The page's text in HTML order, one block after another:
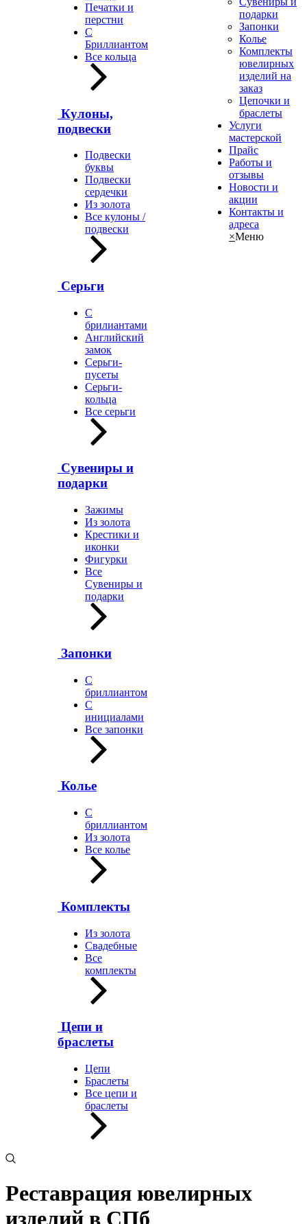
Печатки и
перстни
С
Бриллиантом
Все кольца
Кулоны,
подвески
Подвески
буквы
Подвески
сердечки
Из золота
Все кулоны /
подвески
Серьги
С
брилиантами
Английский
замок
Серьги-
пусеты
Серьги-
кольца
Все серьги
Сувениры и
подарки
Зажимы
Из золота
Крестики и
иконки
Фигурки
Все
Сувениры и
подарки
Запонки
С
бриллиантом
С
инициалами
Все запонки
Колье
С
бриллиантом
Из золота
Все колье
Комплекты
Из золота
Свадебные
Все
комплекты
Цепи и
браслеты
Цепи
Браслеты
Все цепи и
браслеты
подарки
Запонки
Колье
Комплекты
ювелирных
изделий на
заказ
Цепочки и
браслеты
Услуги
мастерской
Прайс
Работы и
отзывы
Новости и
акции
Контакты и
адреса
×Меню
Реставрация ювелирных
изделий в СПб